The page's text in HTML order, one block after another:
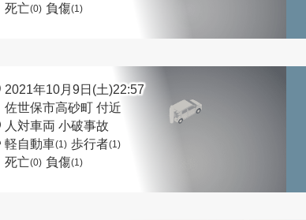
死亡(0) 負傷(1)
2021年10月9日(土)22:57
佐世保市高砂町 付近
人対車両 小破事故
軽自動車(1) 歩行者(1)
死亡(0) 負傷(1)